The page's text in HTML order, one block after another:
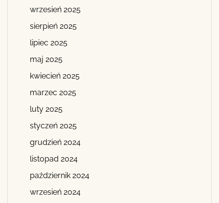
wrzesień 2025
sierpień 2025
lipiec 2025
maj 2025
kwiecień 2025
marzec 2025
luty 2025
styczeń 2025
grudzień 2024
listopad 2024
październik 2024
wrzesień 2024